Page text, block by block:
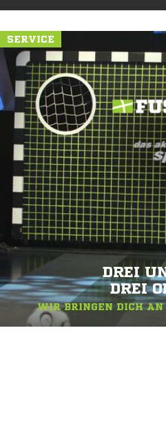
SERVICE
DREI
DREI
WIR BRINGEN DICH